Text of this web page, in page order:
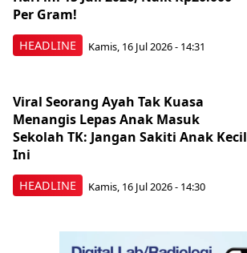
HEADLINE
Per Gram!
Kamis, 16 Jul 2026 - 14:31
HEADLINE
Viral Seorang Ayah Tak Kuasa
Menangis Lepas Anak Masuk
Sekolah TK: Jangan Sakiti Anak Kecil
Ini
Kamis, 16 Jul 2026 - 14:30